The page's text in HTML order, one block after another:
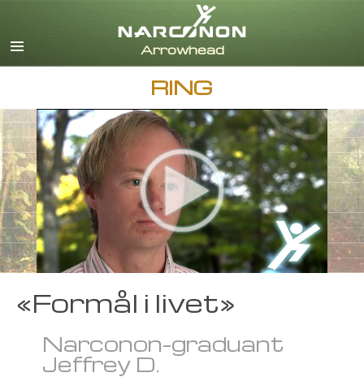
Tysk
Spansk
Fransk
Hebraisk
Magyar
Italiensk
Japansk
Nederlandsk
Norsk
Svensk
RING
«Formål i livet»
Narconon-graduant
Jeffrey D.